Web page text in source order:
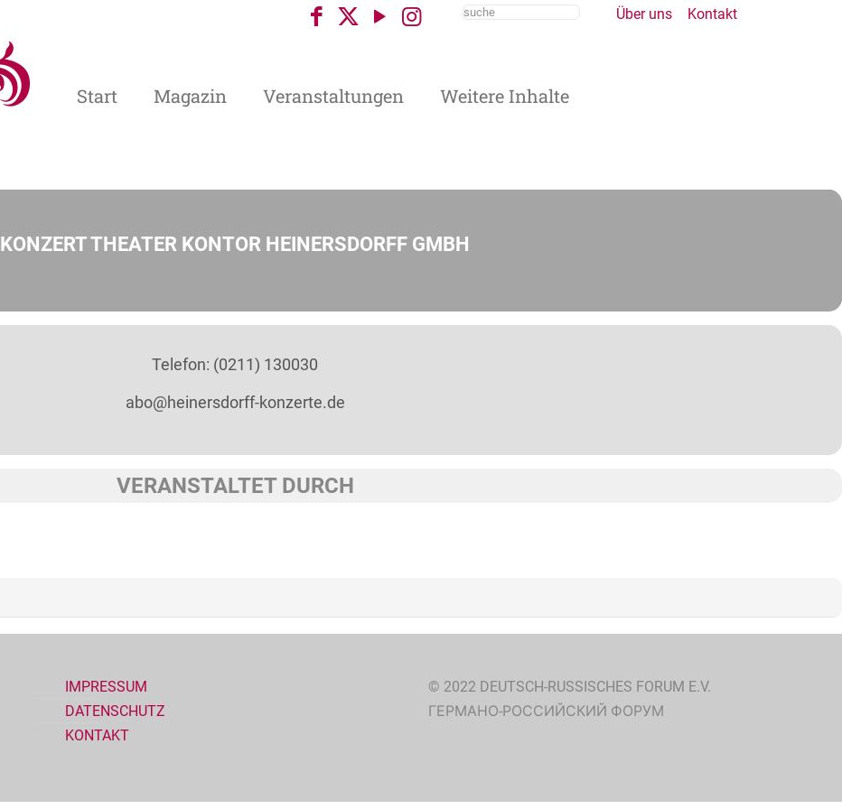
Über uns Kontakt
Start Magazin Veranstaltungen Weitere Inhalte
KONZERT THEATER KONTOR HEINERSDORFF GMBH
Telefon: (0211) 130030
abo@heinersdorff-konzerte.de
VERANSTALTET DURCH
IMPRESSUM
DATENSCHUTZ
KONTAKT
© 2022 DEUTSCH-RUSSISCHES FORUM E.V.
ГЕРМАНО-РОССИЙСКИЙ ФОРУМ